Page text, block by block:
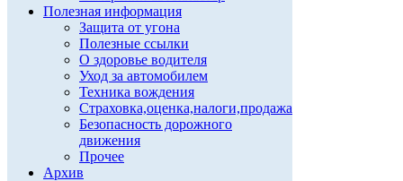
Полезная информация
Защита от угона
Полезные ссылки
О здоровье водителя
Уход за автомобилем
Техника вождения
Страховка,оценка,налоги,продажа
Безопасность дорожного
движения
Прочее
Архив